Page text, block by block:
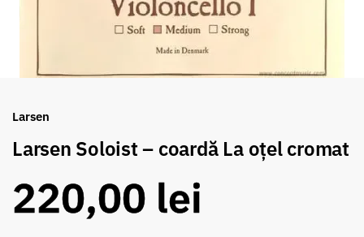
Larsen
Larsen Soloist – coardă La oțel cromat
220,00 lei